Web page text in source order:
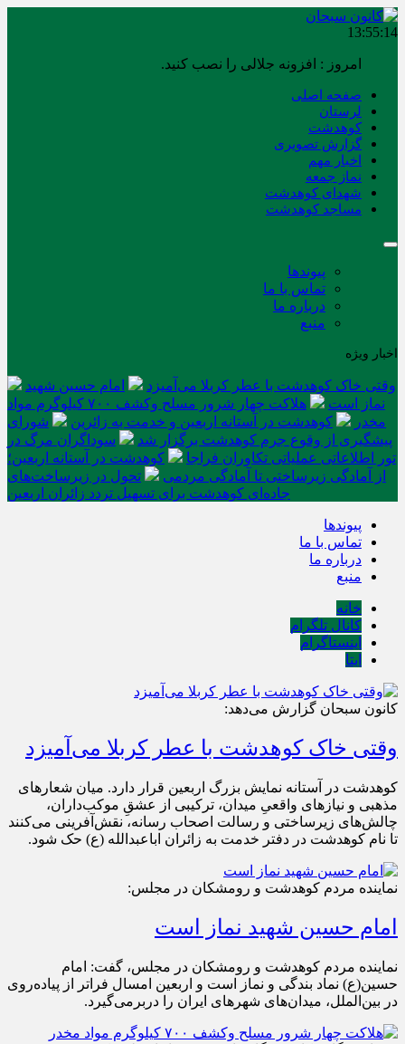
13:55:15
امروز : افزونه جلالی را نصب کنید.
صفحه اصلی
لرستان
کوهدشت
گزارش تصویری
اخبار مهم
نماز جمعه
شهدای کوهدشت
مساجد کوهدشت
پیوندها
تماس با ما
درباره ما
منبع
اخبار ویژه
وقتی خاک کوهدشت با عطر کربلا می‌آمیزد
امام حسین شهید
نماز است
هلاکت چهار شرور مسلح وکشف ۷۰۰ کیلوگرم مواد
مخدر
کوهدشت در آستانه اربعین و خدمت‌ به زائرین
شورای
پیشگیری از وقوع جرم کوهدشت برگزار شد
سوداگران مرگ در
تور اطلاعاتی عملیاتی تکاوران فراجا
کوهدشت در آستانه اربعین؛
از آمادگی زیرساختی تا آمادگی مردمی
تحول در زیرساخت‌های
جاده‌ای کوهدشت برای تسهیل تردد زائران اربعین
پیوندها
تماس با ما
درباره ما
منبع
خانه
کانال تلگرام
اینستاگرام
ایتا
کانون سبحان گزارش می‌دهد:
وقتی خاک کوهدشت با عطر کربلا می‌آمیزد
کوهدشت در آستانه نمایش بزرگ اربعین قرار دارد. میان شعارهای
مذهبی و نیازهای واقعیِ میدان، ترکیبی از عشقِ موکب‌داران،
چالش‌های زیرساختی و رسالت اصحاب رسانه، نقش‌آفرینی می‌کنند
تا نام کوهدشت در دفتر خدمت به زائران اباعبدالله (ع) حک شود.
نماینده مردم کوهدشت و رومشکان در مجلس:
امام حسین شهید نماز است
نماینده مردم کوهدشت و رومشکان در مجلس، گفت: امام
حسین(ع) نماد بندگی و نماز است و اربعین امسال فراتر از پیاده‌روی
در بین‌الملل، میدان‌های شهرهای ایران را دربرمی‌گیرد.